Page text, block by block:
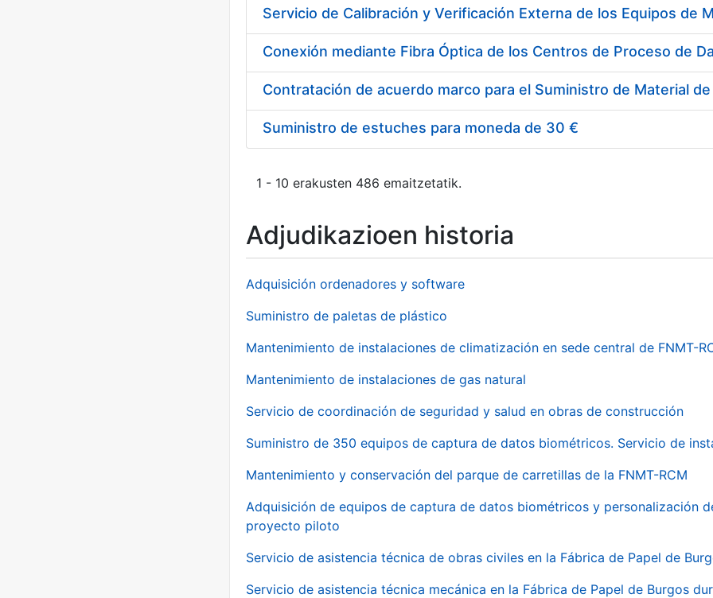
Suministro de estuches para moneda de 30 €
1 - 10 erakusten 486 emaitzetatik.
Adjudikazioen historia
Adquisición ordenadores y software
Suministro de paletas de plástico
Mantenimiento de instalaciones de climatización en sede central de FNMT-
Mantenimiento de instalaciones de gas natural
Servicio de coordinación de seguridad y salud en obras de construcción
Suministro de 350 equipos de captura de datos biométricos. Servicio de
Mantenimiento y conservación del parque de carretillas de la FNMT-RCM
Adquisición de equipos de captura de datos biométricos y personalización
proyecto piloto
Servicio de asistencia técnica de obras civiles en la Fábrica de Papel de
Servicio de asistencia técnica mecánica en la Fábrica de Papel de Burgos